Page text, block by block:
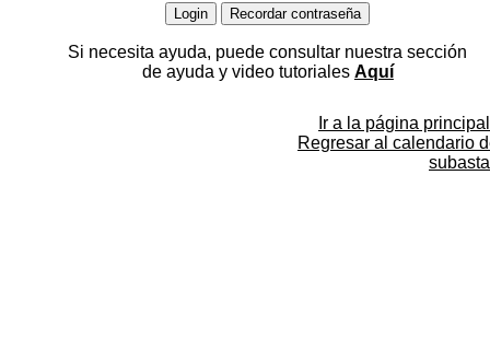
Si necesita ayuda, puede consultar nuestra sección
de ayuda y video tutoriales Aquí
Ir a la página principal
Regresar al calendario